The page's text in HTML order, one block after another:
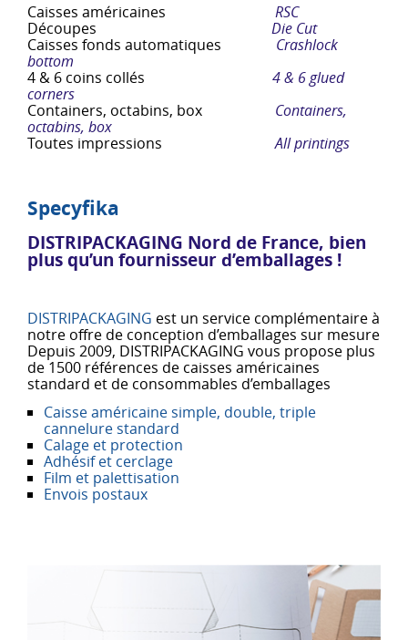
Caisses américaines
RSC
Découpes Die Cut
Caisses fonds automatiques Crashlock
bottom
4 & 6 coins collés
4 & 6 glued
corners
Containers, octabins, box Containers,
octabins, box
Toutes impressions
All printings
Specyfika
DISTRIPACKAGING Nord de France, bien
plus qu’un fournisseur d’emballages !
DISTRIPACKAGING est un service complémentaire à
notre offre de conception d’emballages sur mesure
Depuis 2009, DISTRIPACKAGING vous propose plus
de 1500 références de caisses américaines
standard et de consommables d’emballages
Caisse américaine simple, double, triple
cannelure standard
Calage et protection
Adhésif et cerclage
Film et palettisation
Envois postaux